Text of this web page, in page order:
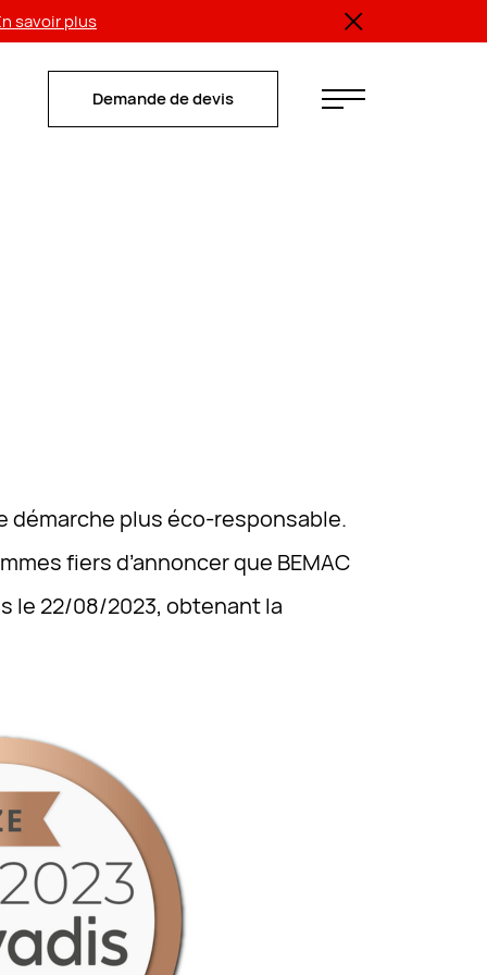
savoir plus
Demande de devis
Demande de devis
démarche plus éco-responsable.
fiers d’annoncer que BEMAC
le 22/08/2023, obtenant la